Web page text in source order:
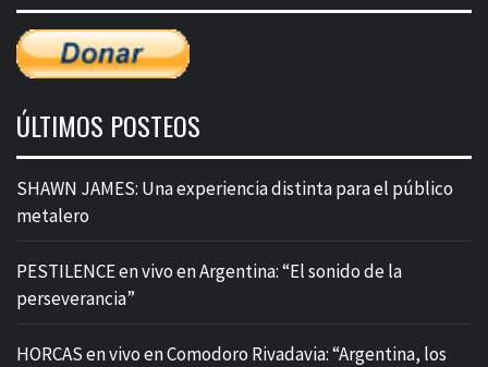
ÚLTIMOS POSTEOS
SHAWN JAMES: Una experiencia distinta para el público
metalero
PESTILENCE en vivo en Argentina: “El sonido de la
perseverancia”
HORCAS en vivo en Comodoro Rivadavia: “Argentina, los